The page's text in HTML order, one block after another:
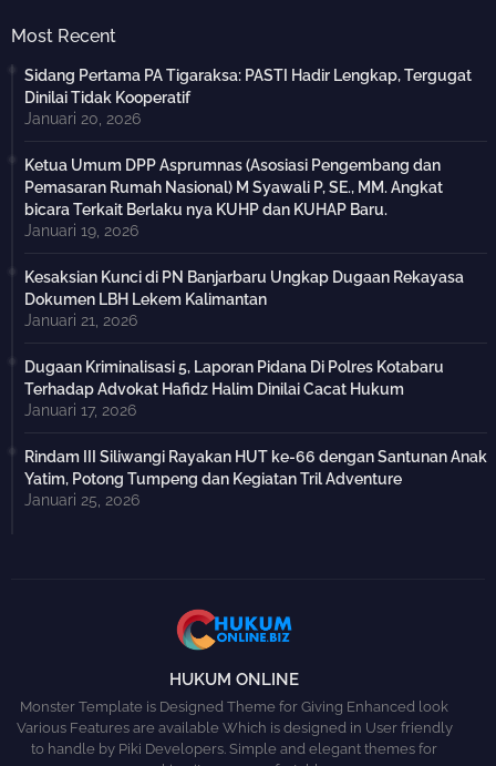
Most Recent
Sidang Pertama PA Tigaraksa: PASTI Hadir Lengkap, Tergugat
Dinilai Tidak Kooperatif
Januari 20, 2026
Ketua Umum DPP Asprumnas (Asosiasi Pengembang dan
Pemasaran Rumah Nasional) M Syawali P, SE., MM. Angkat
bicara Terkait Berlaku nya KUHP dan KUHAP Baru.
Januari 19, 2026
Kesaksian Kunci di PN Banjarbaru Ungkap Dugaan Rekayasa
Dokumen LBH Lekem Kalimantan
Januari 21, 2026
Dugaan Kriminalisasi 5, Laporan Pidana Di Polres Kotabaru
Terhadap Advokat Hafidz Halim Dinilai Cacat Hukum
Januari 17, 2026
Rindam III Siliwangi Rayakan HUT ke-66 dengan Santunan Anak
Yatim, Potong Tumpeng dan Kegiatan Tril Adventure
Januari 25, 2026
HUKUM ONLINE
Monster Template is Designed Theme for Giving Enhanced look
Various Features are available Which is designed in User friendly
to handle by Piki Developers. Simple and elegant themes for